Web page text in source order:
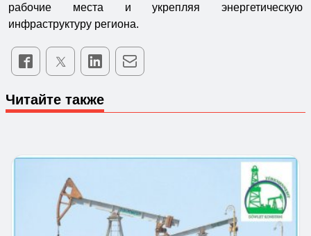
рабочие места и укрепляя энергетическую
инфраструктуру региона.
Читайте также